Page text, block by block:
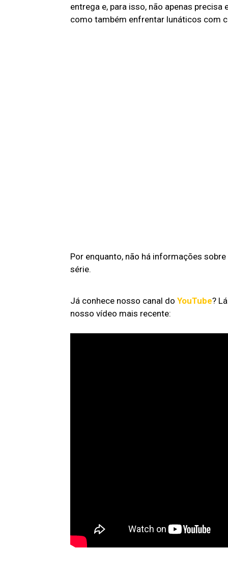
entrega e, para isso, não apenas
como também enfrentar lunáticos com
Por enquanto, não há informações
série.
Já conhece nosso canal do YouTube?
nosso vídeo mais recente: